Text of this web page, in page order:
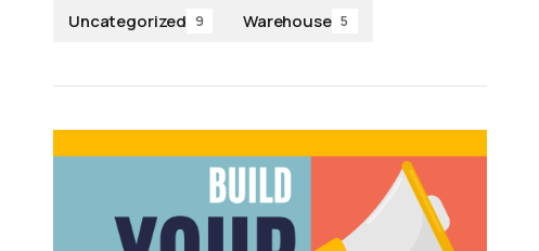
Uncategorized 9 Warehouse 5